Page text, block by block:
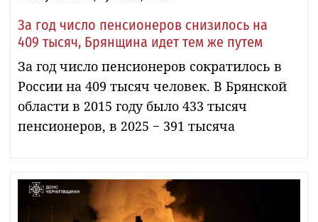
За год число пенсионеров снизилось на
409 тысяч, Брянщина идет тем же путем
За год число пенсионеров сократилось в
России на 409 тысяч человек. В Брянской
области в 2015 году было 433 тысяч
пенсионеров, в 2025 − 391 тысяча